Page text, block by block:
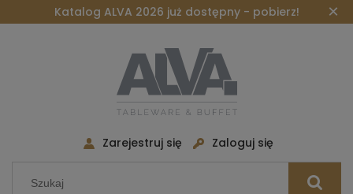
Katalog ALVA 2026 już dostępny - pobierz! ×
Zarejestruj się Zaloguj się